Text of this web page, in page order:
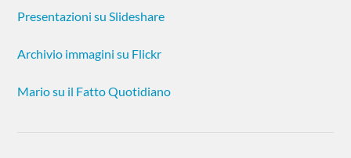
Presentazioni su Slideshare
Archivio immagini su Flickr
Mario su il Fatto Quotidiano